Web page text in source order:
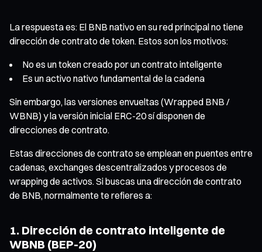
La respuesta es: El BNB nativo en su red principal no tiene
dirección de contrato de token. Estos son los motivos:
No es un token creado por un contrato inteligente
Es un activo nativo fundamental de la cadena
Sin embargo, las versiones envueltas (Wrapped BNB /
WBNB) y la versión inicial ERC-20 sí disponen de
direcciones de contrato.
Estas direcciones de contrato se emplean en puentes entre
cadenas, exchanges descentralizados y procesos de
wrapping de activos. Si buscas una dirección de contrato
de BNB, normalmente te refieres a:
1. Dirección de contrato inteligente de
WBNB (BEP-20)